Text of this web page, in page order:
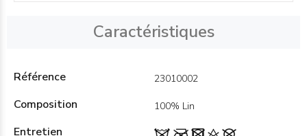
Caractéristiques
Référence 23010002
Composition 100% Lin
Entretien